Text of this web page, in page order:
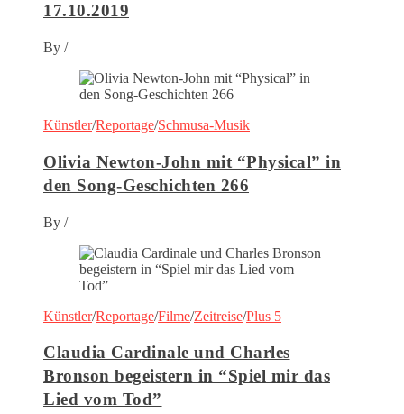
17.10.2019
By /
Künstler/Reportage/Schmusa-Musik
Olivia Newton-John mit “Physical” in
den Song-Geschichten 266
By /
Künstler/Reportage/Filme/Zeitreise/Plus 5
Claudia Cardinale und Charles
Bronson begeistern in “Spiel mir das
Lied vom Tod”